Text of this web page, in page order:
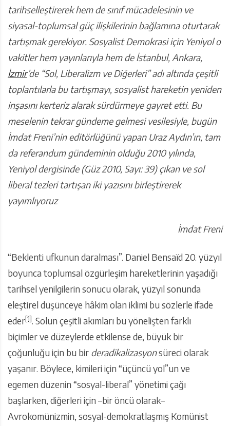
tarihselleştirerek hem de sınıf mücadelesinin ve
siyasal-toplumsal güç ilişkilerinin bağlamına oturtarak
tartışmak gerekiyor. Sosyalist Demokrasi için Yeniyol o
vakitler hem yayınlarıyla hem de İstanbul, Ankara,
İzmir’de “Sol, Liberalizm ve Diğerleri” adı altında çeşitli
toplantılarla bu tartışmayı, sosyalist hareketin yeniden
inşasını kerteriz alarak sürdürmeye gayret etti. Bu
meselenin tekrar gündeme gelmesi vesilesiyle, bugün
İmdat Freni’nin editörlüğünü yapan Uraz Aydın’ın, tam
da referandum gündeminin olduğu 2010 yılında,
Yeniyol dergisinde (Güz 2010, Sayı: 39) çıkan ve sol
liberal tezleri tartışan iki yazısını birleştirerek
yayımlıyoruz
İmdat Freni
“Beklenti ufkunun daralması”. Daniel Bensaïd 20. yüzyıl
boyunca toplumsal özgürleşim hareketlerinin yaşadığı
tarihsel yenilgilerin sonucu olarak, yüzyıl sonunda
eleştirel düşünceye hâkim olan iklimi bu sözlerle ifade
eder[1]. Solun çeşitli akımları bu yönelişten farklı
biçimler ve düzeylerde etkilense de, büyük bir
çoğunluğu için bu bir deradikalizasyonsüreci olarak
yaşanır. Böylece, kimileri için “üçüncü yol”un ve
egemen düzenin “sosyal-liberal” yönetimi çağı
başlarken, diğerleri için –bir öncü olarak–
Avrokomünizmin, sosyal-demokratlaşmış Komünist